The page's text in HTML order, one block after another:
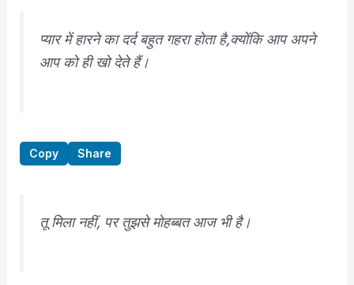
प्यार में हारने का दर्द बहुत गहरा होता है,क्योंकि आप अपने
आप को ही खो देते हैं।
Copy Share
तू मिला नहीं, पर तुझसे मोहब्बत आज भी है।